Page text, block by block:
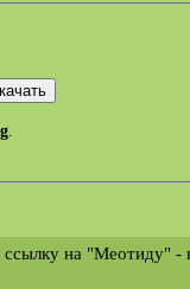
ссылку на "Меотиду" -